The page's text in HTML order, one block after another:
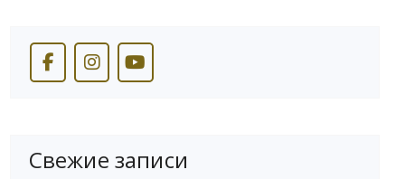
Свежие записи